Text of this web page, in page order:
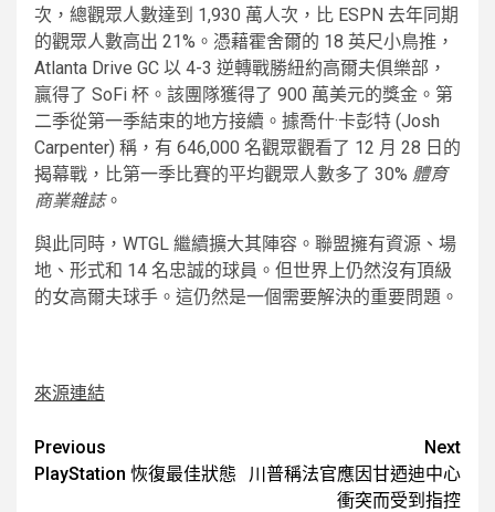
次，總觀眾人數達到 1,930 萬人次，比 ESPN 去年同期
的觀眾人數高出 21%。憑藉霍舍爾的 18 英尺小鳥推，
Atlanta Drive GC 以 4-3 逆轉戰勝紐約高爾夫俱樂部，
贏得了 SoFi 杯。該團隊獲得了 900 萬美元的獎金。第
二季從第一季結束的地方接續。據喬什·卡彭特 (Josh
Carpenter) 稱，有 646,000 名觀眾觀看了 12 月 28 日的
揭幕戰，比第一季比賽的平均觀眾人數多了 30% 體育
商業雜誌。
與此同時，WTGL 繼續擴大其陣容。聯盟擁有資源、場
地、形式和 14 名忠誠的球員。但世界上仍然沒有頂級
的女高爾夫球手。這仍然是一個需要解決的重要問題。
來源連結
Post
navigation
Previous
PlayStation 恢復最佳狀態
Next
川普稱法官應因甘迺迪中心
衝突而受到指控